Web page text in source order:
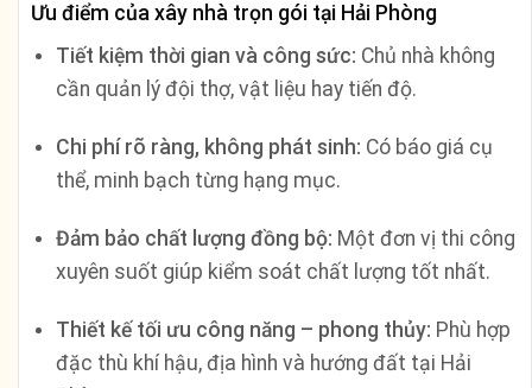
Ưu điểm của xây nhà trọn gói tại Hải Phòng
Tiết kiệm thời gian và công sức: Chủ nhà không
cần quản lý đội thợ, vật liệu hay tiến độ.
Chi phí rõ ràng, không phát sinh: Có báo giá cụ
thể, minh bạch từng hạng mục.
Đảm bảo chất lượng đồng bộ: Một đơn vị thi công
xuyên suốt giúp kiểm soát chất lượng tốt nhất.
Thiết kế tối ưu công năng – phong thủy: Phù hợp
đặc thù khí hậu, địa hình và hướng đất tại Hải